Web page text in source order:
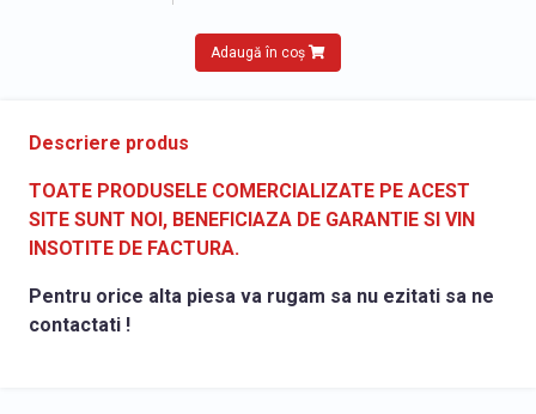
Adaugă în coș
Descriere produs
TOATE PRODUSELE COMERCIALIZATE PE ACEST
SITE SUNT NOI, BENEFICIAZA DE GARANTIE SI VIN
INSOTITE DE FACTURA.
Pentru orice alta piesa va rugam sa nu ezitati sa ne
contactati !